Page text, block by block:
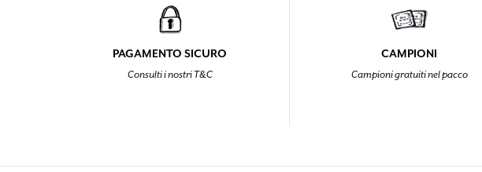
PAGAMENTO SICURO
Consulti i nostri T&C
CAMPIONI
Campioni gratuiti nel pacco